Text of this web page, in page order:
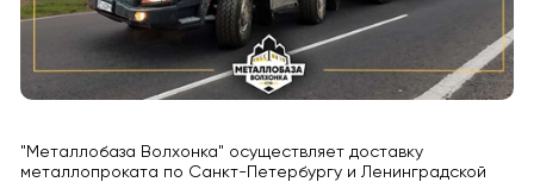
"Металлобаза Волхонка" осуществляет доставку
металлопроката по Санкт-Петербургу и Ленинградской